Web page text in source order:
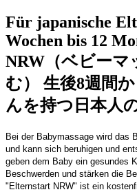
Für japanische
Wochen bis 12
NRW（ベビーマ
む） 生後8週間
んを持つ日本人
Bei der Babymassage wird das
und kann sich beruhigen und
geben dem Baby ein gesundes
Beschwerden und stärken die
"Elternstart NRW" ist ein